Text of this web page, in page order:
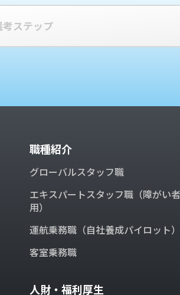
ステップ
職種紹介
グローバルスタッフ職
エキスパートスタッフ職（障がい
用）
運航乗務職（⾃社養成パイロット）
客室乗務職
人財・福利厚生